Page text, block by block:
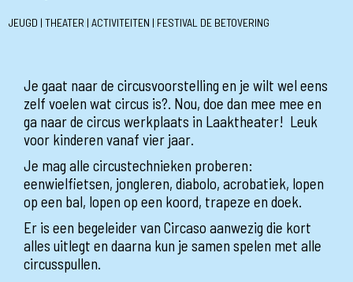
JEUGD | THEATER | ACTIVITEITEN | FESTIVAL DE BETOVERING
Je gaat naar de circusvoorstelling en je wilt wel eens
zelf voelen wat circus is?. Nou, doe dan mee mee en
ga naar de circus werkplaats in Laaktheater! Leuk
voor kinderen vanaf vier jaar.
Je mag alle circustechnieken proberen:
eenwielfietsen, jongleren, diabolo, acrobatiek, lopen
op een bal, lopen op een koord, trapeze en doek.
Er is een begeleider van Circaso aanwezig die kort
alles uitlegt en daarna kun je samen spelen met alle
circusspullen.